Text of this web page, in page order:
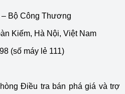
Bộ Công Thương
Kiếm, Hà Nội, Việt Nam
(số máy lẻ 111)
Điều tra bán phá giá và trợ